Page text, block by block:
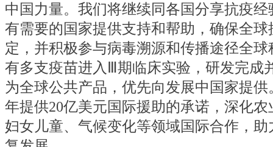
中国力量。我们将继续同各国分享抗疫
有需要的国家提供支持和帮助，确保全
定，并积极参与病毒溯源和传播途径全
有多支疫苗进入Ⅲ期临床实验，研发完成
为全球公共产品，优先向发展中国家提
年提供20亿美元国际援助的承诺，深化
妇女儿童、气候变化等领域国际合作，